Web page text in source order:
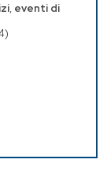
, eventi di